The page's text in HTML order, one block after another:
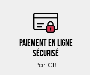
Paiement en ligne
sécurisé
Par CB